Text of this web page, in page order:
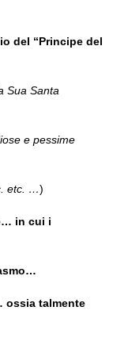
del “Principe del
Sua Santa
e pessime
etc. …)
in cui i
ossia talmente